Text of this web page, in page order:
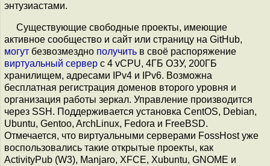
энтузиастами.
Существующие свободные проекты, имеющие
активное сообщество и сайт или страницу на GitHub,
могут безвозмездно получить в своё распоряжение
виртуальный сервер с 4 vCPU, 4ГБ ОЗУ, 200ГБ
хранилищем, адресами IPv4 и IPv6. Возможна
бесплатная регистрация доменов второго уровня и
организация работы зеркал. Управление производится
через SSH. Поддерживается установка CentOS, Debian,
Ubuntu, Gentoo, ArchLinux, Fedora и FreeBSD.
Отмечается, что виртуальными серверами FossHost уже
воспользовались такие открытые проекты, как
ActivityPub (W3), Manjaro, XFCE, Xubuntu, GNOME и